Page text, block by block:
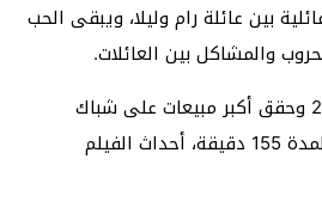
بين عائلة رام وليلا، ويبقى الحب
والمشاكل بين العائلات.
صدر الفيلم في عام 2013 وحقق أكبر مبيعات على شباك
التذاكر، تم عرض الفيلم لمدة 155 دقيقة، أحداث الفيلم